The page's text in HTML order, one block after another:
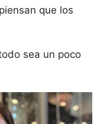
que los
sea un poco